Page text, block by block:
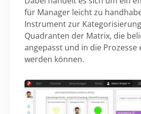
für Manager leicht zu
Instrument zur
Quadranten der Matrix, die
angepasst und in die Prozesse
werden können.